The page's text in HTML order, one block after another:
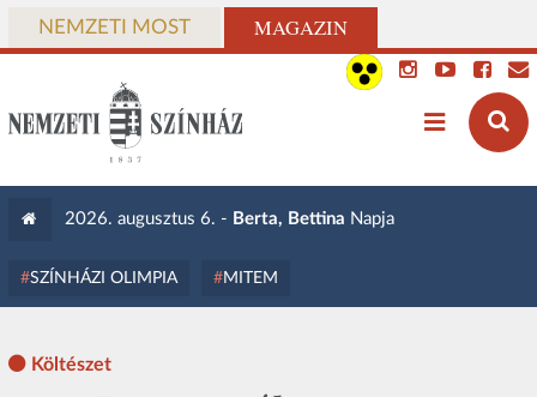
NEMZETI MOST MAGAZIN
2026. augusztus 6. - Berta, Bettina Napja
SZÍNHÁZI OLIMPIA MITEM
Költészet